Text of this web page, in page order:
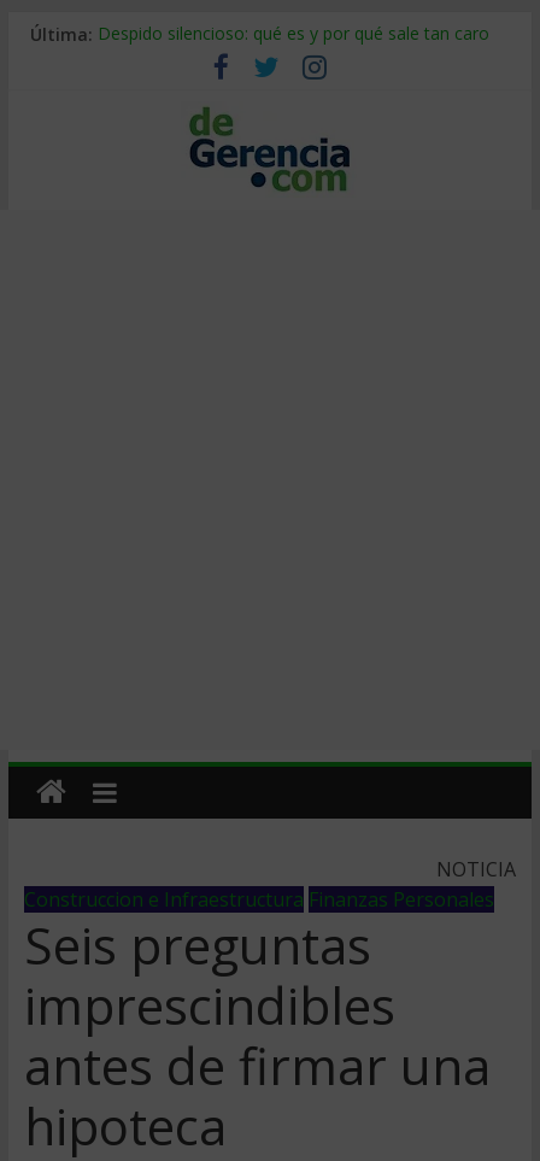
Última: Despido silencioso: qué es y por qué sale tan caro
La economía de Venezuela después del terremoto
Los 8 pasos de Kotter: liderar el cambio sin fracasar
Gestión de proyectos con IA: qué cambia en el oficio
IA y creatividad: cómo evitar que todos piensen igual
NOTICIA
Construccion e Infraestructura Finanzas Personales
Seis preguntas
imprescindibles
antes de firmar una
hipoteca